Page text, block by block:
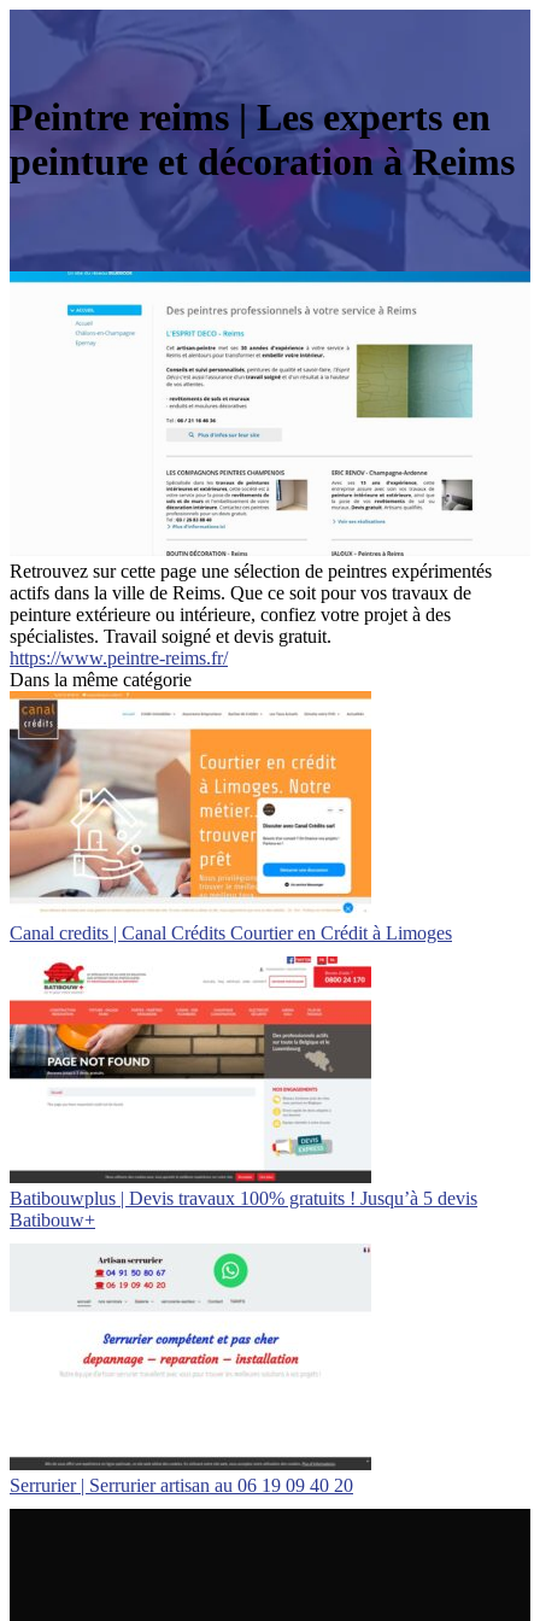
Peintre reims | Les experts en
peinture et décoration à Reims
Retrouvez sur cette page une sélection de peintres expérimentés
actifs dans la ville de Reims. Que ce soit pour vos travaux de
peinture extérieure ou intérieure, confiez votre projet à des
spécialistes. Travail soigné et devis gratuit.
https://www.peintre-reims.fr/
Dans la même catégorie
Canal credits | Canal Crédits Courtier en Crédit à Limoges
Bati­bouwplus | Devis travaux 100% gratuits ! Jusqu’à 5 devis
Batibouw+
Serrurier | Serrurier artisan au 06 19 09 40 20